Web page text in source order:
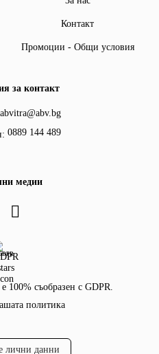
Контакт
Промоции - Общи условия
за контакт
abvitra@abv.bg
0889 144 489
медии
100% съобразен с GDPR.
политика
лични данни